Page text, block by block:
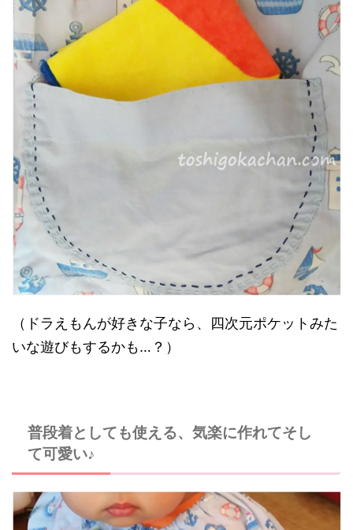
（ドラえもんが好きな子なら、四次元ポケットみた
いな遊びもするかも…？）
普段着としても使える、気楽に作れてそし
て可愛い♪